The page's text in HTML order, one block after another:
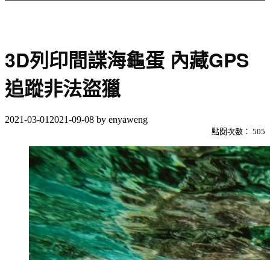
3D列印間諜海龜蛋 內藏GPS
追蹤非法盜獵
2021-03-012021-09-08 by enyaweng
點閱次數： 505